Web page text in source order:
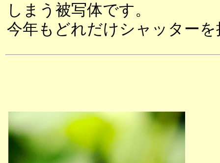
しまう被写体です。
今年もどれだけシャッター